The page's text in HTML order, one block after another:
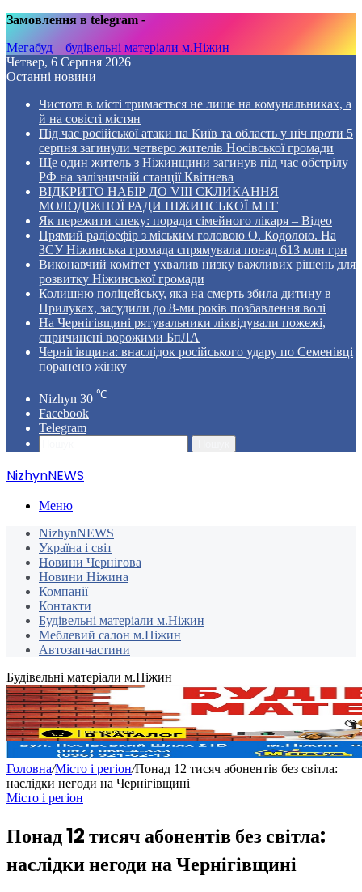
Замовлення в telegram -
Мегабуд – будівельні матеріали м.Ніжин
Четвер, 6 Серпня 2026
Останні новини
Чистота в місті тримається не лише на комунальниках, а
й на совісті містян
Під час російської атаки на Київ та область у ніч проти 5
серпня загинули четверо жителів Носівської громади
Ще один житель з Ніжинщини загинув під час обстрілу
РФ на залізничній станції Квітнева
ВІДКРИТО НАБІР ДО VIII СКЛИКАННЯ
МОЛОДІЖНОЇ РАДИ НІЖИНСЬКОЇ МТГ
Як пережити спеку: поради сімейного лікаря – Відео
Прямий радіоефір з міським головою О. Кодолою. На
ЗСУ Ніжинська громада спрямувала понад 613 млн грн
Виконавчий комітет ухвалив низку важливих рішень для
розвитку Ніжинської громади
Колишню поліцейську, яка на смерть збила дитину в
Прилуках, засудили до 8-ми років позбавлення волі
На Чернігівщині рятувальники ліквідували пожежі,
спричинені ворожими БпЛА
Чернігівщина: внаслідок російського удару по Семенівці
поранено жінку
Nizhyn 30 ℃
Facebook
Telegram
NizhynNEWS
Меню
NizhynNEWS
Україна і світ
Новини Чернігова
Новини Ніжина
Компанії
Контакти
Будівельні матеріали м.Ніжин
Меблевий салон м.Ніжин
Автозапчастини
Будівельні матеріали м.Ніжин
Головна/Місто і регіон/Понад 12 тисяч абонентів без світла:
наслідки негоди на Чернігівщині
Місто і регіон
Понад 12 тисяч абонентів без світла:
наслідки негоди на Чернігівщині